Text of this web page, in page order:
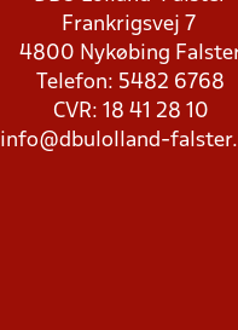
Frankrigsvej 7
4800 Nykøbing
Telefon: 5482 6768
CVR: 18 41 28 10
info@dbulolland-